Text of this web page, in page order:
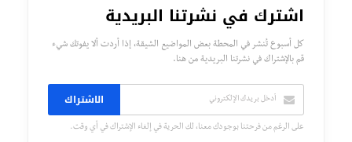
اشترك في نشرتنا البريدية
كل أسبوع تُنشر في المحطة بعض المواضيع الشيقة، إذا أردت ألا يفوتك شيء
قم بالإشتراك في نشرتنا البريدية من هنا.
الاشتراك
على الرغم من فرحتنا بوجودك معنا، لك الحرية في إلغاء الإشتراك في أي وقت.